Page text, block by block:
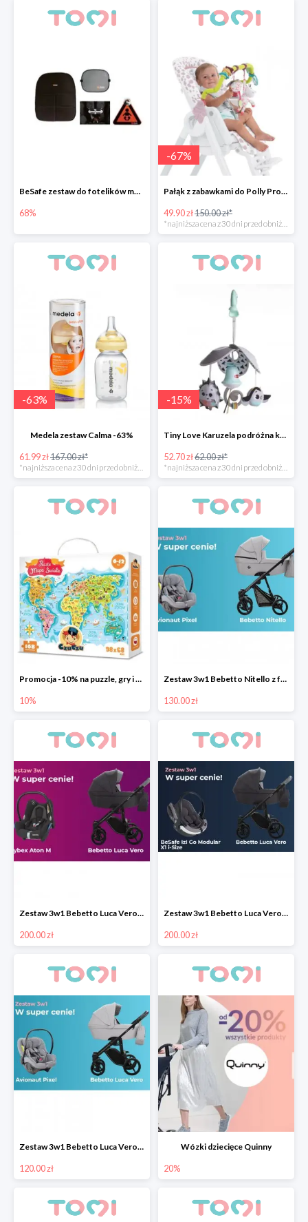
BeSafe zestaw do fotelików montowanych przodem do kierunku jazdy
68%
-67%
Pałąk z zabawkami do Polly Progress -67%
49.90 zł150.00 zł*
-63%
Medela zestaw Calma -63%
61.99 zł167.00 zł*
-15%
Tiny Love Karuzela podróżna kompaktowa Pack&Go
52.70 zł62.00 zł*
Promocja -10% na puzzle, gry i karty edukacyjne CzuCzu
10%
Zestaw 3w1 Bebetto Nitello z fotelikiem samochodowym Avionaut Pixel taniej
130.00 zł
Zestaw 3w1 Bebetto Luca Vero z fotelikiem samochodowym Cybex Aton M taniej o 200 pln
200.00 zł
Zestaw 3w1 Bebetto Luca Vero z fotelikiem BeSafe izi Go Modular X1 i-Size taniej o 200 pln
200.00 zł
Zestaw 3w1 Bebetto Luca Vero z fotelikiem samochodowym Avionaut Pixel taniej o 130 pln
120.00 zł
Wózki dziecięce Quinny
20%